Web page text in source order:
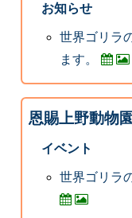
お知らせ
世界ゴリラ
ます。
恩賜上野動物園
イベント
世界ゴリラ